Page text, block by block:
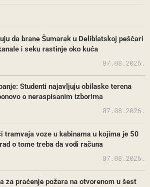
da brane Šumarak u Deliblatskoj peščari
i seku rastinje oko kuća
07.08.2026.
Studenti najavljuju obilaske terena
o neraspisanim izborima
07.08.2026.
tramvaja voze u kabinama u kojima je 50
o tome treba da vodi računa
07.08.2026.
za praćenje požara na otvorenom u šest